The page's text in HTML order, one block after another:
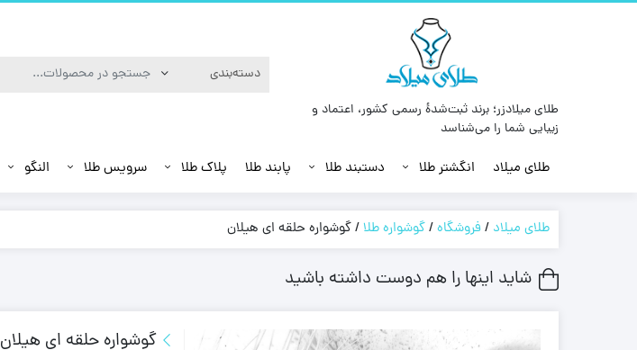
طلای میلادزر؛ برند ثبت‌شدهٔ رسمی کشور، اعتماد و
زیبایی شما را می‌شناسد
طلای میلاد انگشتر طلا دستبند طلا پابند طلا پلاک طلا سرویس طلا النگو
طلای میلاد /فروشگاه/گوشواره طلا/گوشواره حلقه ای هیلان
شاید اینها را هم دوست داشته باشید
گوشواره حلقه ای هیلان